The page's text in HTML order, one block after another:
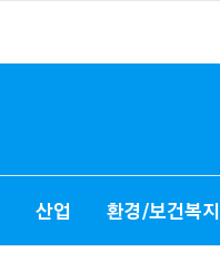
산업 환경/보건복지